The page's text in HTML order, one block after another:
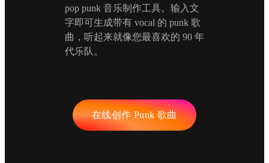
pop punk 音乐制作工具。输入文
字即可生成带有 vocal 的 punk 歌
曲，听起来就像您最喜欢的 90 年
代乐队。
在线创作 Punk 歌曲